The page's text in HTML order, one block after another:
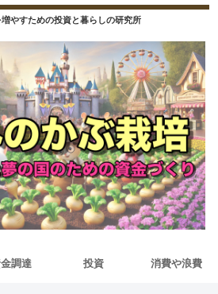
やすための投資と暮らしの研究所
調達 投資 消費や浪費